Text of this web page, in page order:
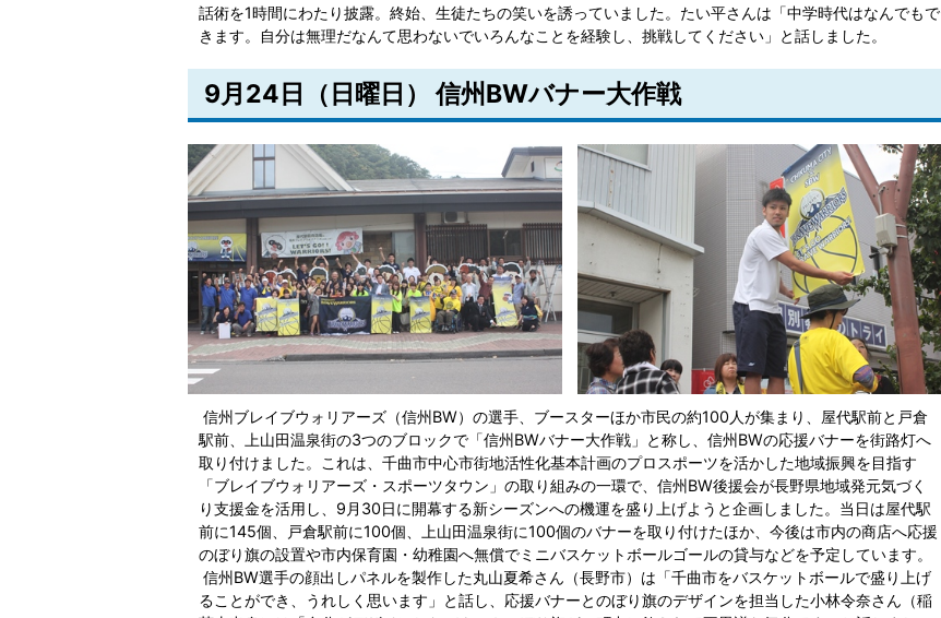
話術を1時間にわたり披露。終始、生徒たちの笑いを誘っていました。たい平さんは「中学時代はなんでもで
きます。自分は無理だなんて思わないでいろんなことを経験し、挑戦してください」と話しました。
9月24日（日曜日） 信州BWバナー大作戦
信州ブレイブウォリアーズ（信州BW）の選手、ブースターほか市民の約100人が集まり、屋代駅前と戸倉
駅前、上山田温泉街の3つのブロックで「信州BWバナー大作戦」と称し、信州BWの応援バナーを街路灯へ
取り付けました。これは、千曲市中心市街地活性化基本計画のプロスポーツを活かした地域振興を目指す
「ブレイブウォリアーズ・スポーツタウン」の取り組みの一環で、信州BW後援会が長野県地域発元気づく
り支援金を活用し、9月30日に開幕する新シーズンへの機運を盛り上げようと企画しました。当日は屋代駅
前に145個、戸倉駅前に100個、上山田温泉街に100個のバナーを取り付けたほか、今後は市内の商店へ応援
のぼり旗の設置や市内保育園・幼稚園へ無償でミニバスケットボールゴールの貸与などを予定しています。
信州BW選手の顔出しパネルを製作した丸山夏希さん（長野市）は「千曲市をバスケットボールで盛り上げ
ることができ、うれしく思います」と話し、応援バナーとのぼり旗のデザインを担当した小林令奈さん（稲